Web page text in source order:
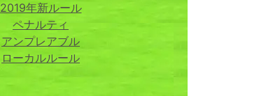
2019年新ルール
ペナルティ
アンプレアブル
ローカルルール